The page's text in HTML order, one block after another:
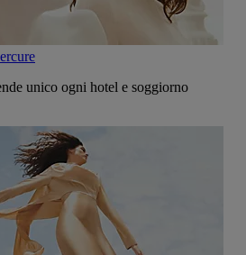
unico ogni hotel e soggiorno